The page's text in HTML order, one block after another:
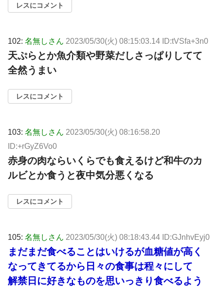
レスにコメント
102: 名無しさん 2023/05/30(火) 08:15:03.14 ID:tVSfa+3n0
天ぷらとか魚介類や野菜だしさっぱりしてて
全然うまい
レスにコメント
103: 名無しさん 2023/05/30(火) 08:16:58.20
ID:+rGyZ6Vo0
赤身の肉ならいくらでも食えるけど和牛のカ
ルビとか食うと夜中気分悪くなる
レスにコメント
105: 名無しさん 2023/05/30(火) 08:18:43.44 ID:GJnhvEyj0
まだまだ食べることはいけるが血糖値が高く
なってきてるから日々の食事は程々にして
解禁日に好きなものを思いっきり食べるよう